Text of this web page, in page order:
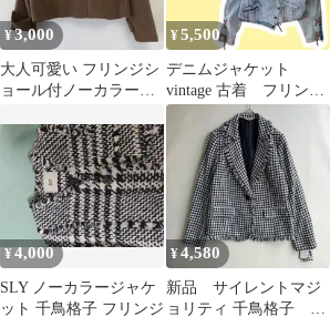
¥3,000
大人可愛い フリンジシ
ョール付ノーカラーコ
ジャケット
¥5,500
デニムジャケット
vintage 古着 フリン
ジ 80s かわいい
¥4,000
SLY ノーカラージャケ
ット 千鳥格子 フリンジ
¥4,580
新品 サイレントマジ
ョリティ 千鳥格子 ジ